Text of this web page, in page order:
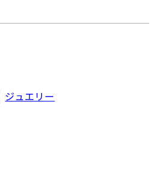
ジュエリー